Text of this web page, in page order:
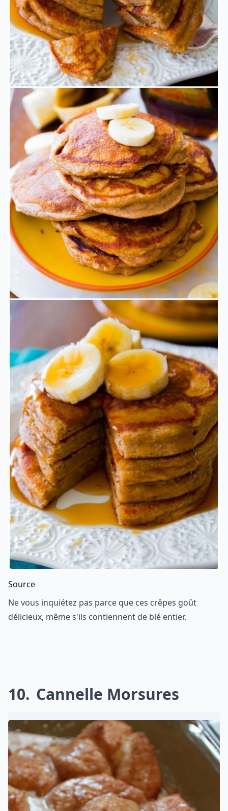
Source
Ne vous inquiétez pas parce que ces crêpes goût
délicieux, même s'ils contiennent de blé entier.
10 Cannelle Morsures